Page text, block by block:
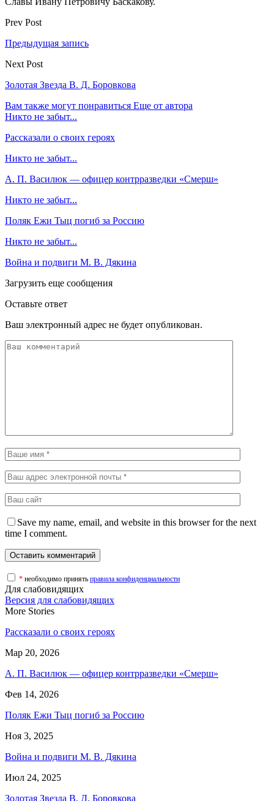
Prev Post
Предыдущая запись
Next Post
Золотая Звезда В. Д. Боровкова
Вам также могут понравиться Еще от автора
Никто не забыт...
Рассказали о своих героях
Никто не забыт...
А. П. Василюк — офицер контрразведки «Смерш»
Никто не забыт...
Поляк Ежи Тыц погиб за Россию
Никто не забыт...
Война и подвиги М. В. Дякина
Загрузить еще сообщения
Оставьте ответ
Ваш электронный адрес не будет опубликован.
Save my name, email, and website in this browser for the next
time I comment.
* необходимо принять правила конфиденциальности
Для слабовидящих
Версия для слабовидящих
More Stories
Рассказали о своих героях
Мар 20, 2026
А. П. Василюк — офицер контрразведки «Смерш»
Фев 14, 2026
Поляк Ежи Тыц погиб за Россию
Ноя 3, 2025
Война и подвиги М. В. Дякина
Июл 24, 2025
Золотая Звезда В. Д. Боровкова